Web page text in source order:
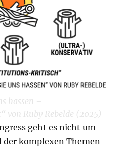
hassen –
von Ruby Rebelde (2025)
geht es nicht um
der komplexen Themen